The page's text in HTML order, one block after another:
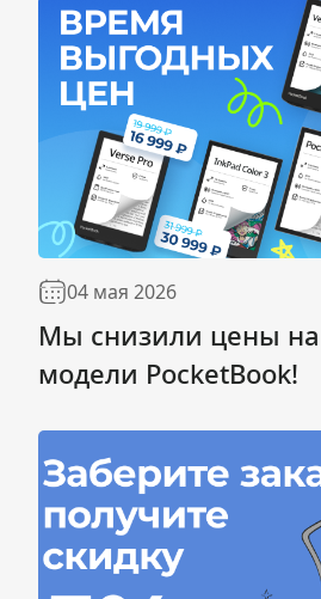
04 мая 2026
Мы снизили цены
модели PocketBook!